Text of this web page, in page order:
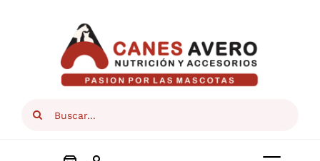
Search